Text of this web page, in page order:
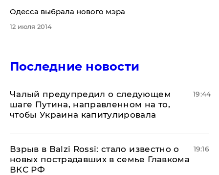
​Одесса выбрала нового мэра
12 июля 2014
Последние новости
Чалый предупредил о следующем
шаге Путина, направленном на то,
чтобы Украина капитулировала
19:44
Взрыв в Balzi Rossi: стало известно о
новых пострадавших в семье Главкома
ВКС РФ
19:16